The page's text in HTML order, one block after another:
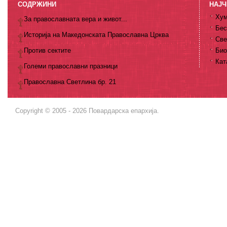
СОДРЖИНИ
За православната вера и живот...
Историја на Македонската Православна Црква
Против сектите
Големи православни празници
Православна Светлина бр. 21
Copyright © 2005 - 2026 Повардарска епархија.